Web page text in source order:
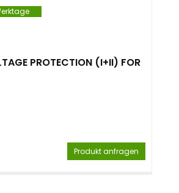
PROTECTION (I+II) FOR
Produkt anfragen